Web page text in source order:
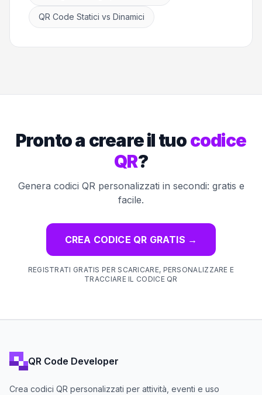
QR Code Statici vs Dinamici
Pronto a creare il tuocodice
QR?
Genera codici QR personalizzati in secondi: gratis e
facile.
CREA CODICE QR GRATIS →
REGISTRATI GRATIS PER SCARICARE, PERSONALIZZARE E
TRACCIARE IL CODICE QR
QR Code Developer
Crea codici QR personalizzati per attività, eventi e uso